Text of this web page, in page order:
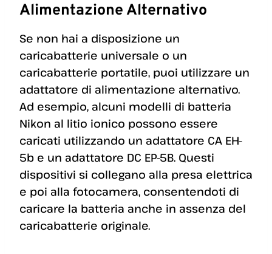
Alimentazione Alternativo
Se non hai a disposizione un
caricabatterie universale o un
caricabatterie portatile, puoi utilizzare un
adattatore di alimentazione alternativo.
Ad esempio, alcuni modelli di batteria
Nikon al litio ionico possono essere
caricati utilizzando un adattatore CA EH-
5b e un adattatore DC EP-5B. Questi
dispositivi si collegano alla presa elettrica
e poi alla fotocamera, consentendoti di
caricare la batteria anche in assenza del
caricabatterie originale.